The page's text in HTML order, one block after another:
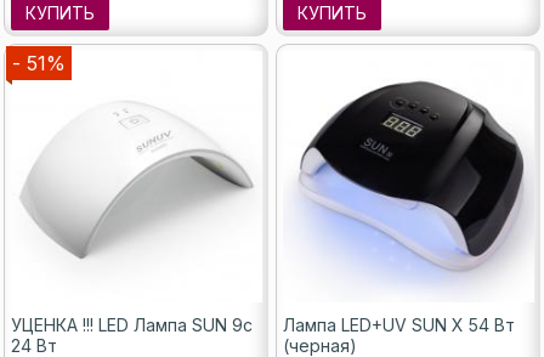
КУПИТЬ КУПИТЬ
- 51%
УЦЕНКА !!! LED Лампа SUN 9c
24 Вт
Лампа LED+UV SUN X 54 Вт
(черная)